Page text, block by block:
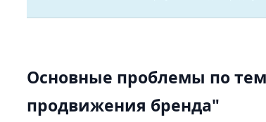
Основные проблемы по
продвижения бренда"